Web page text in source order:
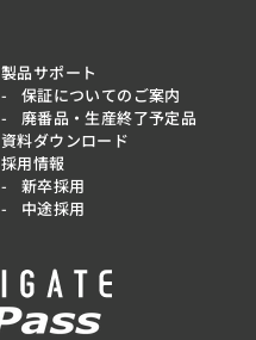
製品サポート
保証についてのご案内
廃番品・生産終了予定品
資料ダウンロード
採用情報
新卒採用
中途採用